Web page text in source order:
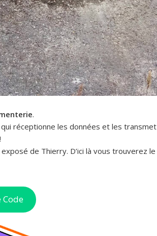
.
réceptionne les données et les transmet
de Thierry. D’ici là vous trouverez le
Code